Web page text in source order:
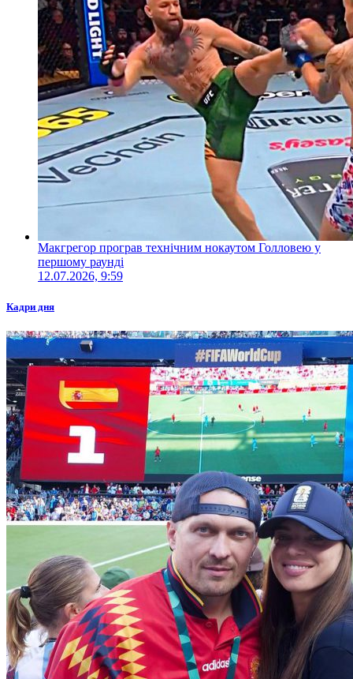
Макгрегор програв технічним нокаутом Голловею у
першому раунді
12.07.2026, 9:59
Кадри дня